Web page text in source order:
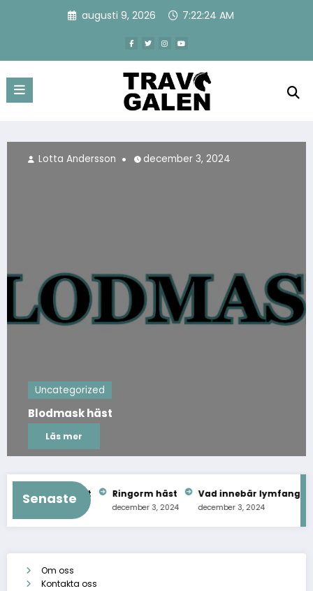
augusti 9, 2026 7:22:26 AM
Ringorm häst
Lotta Andersson december 3, 2024
Senaste
häst Ringorm häst
december 3, 2024
Vad innebär lymfangit hos
december 3, 2024
Om oss
Kontakta oss